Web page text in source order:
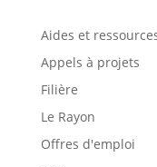
Aides et
Appels à projets
Filière
Le Rayon
Offres d'emploi